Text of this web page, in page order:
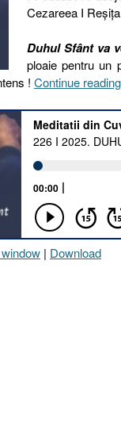
Cezareea I
Duhul Sfânt va
ploaie pentru un
! Continue reading
| Download